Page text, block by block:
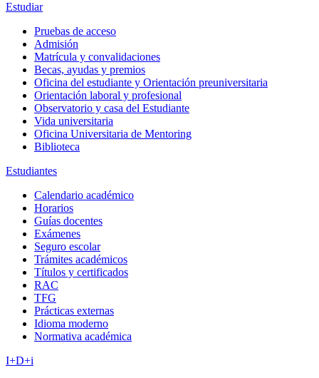
Estudiar
Pruebas de acceso
Admisión
Matrícula y convalidaciones
Becas, ayudas y premios
Oficina del estudiante y Orientación preuniversitaria
Orientación laboral y profesional
Observatorio y casa del Estudiante
Vida universitaria
Oficina Universitaria de Mentoring
Biblioteca
Estudiantes
Calendario académico
Horarios
Guías docentes
Exámenes
Seguro escolar
Trámites académicos
Títulos y certificados
RAC
TFG
Prácticas externas
Idioma moderno
Normativa académica
I+D+i